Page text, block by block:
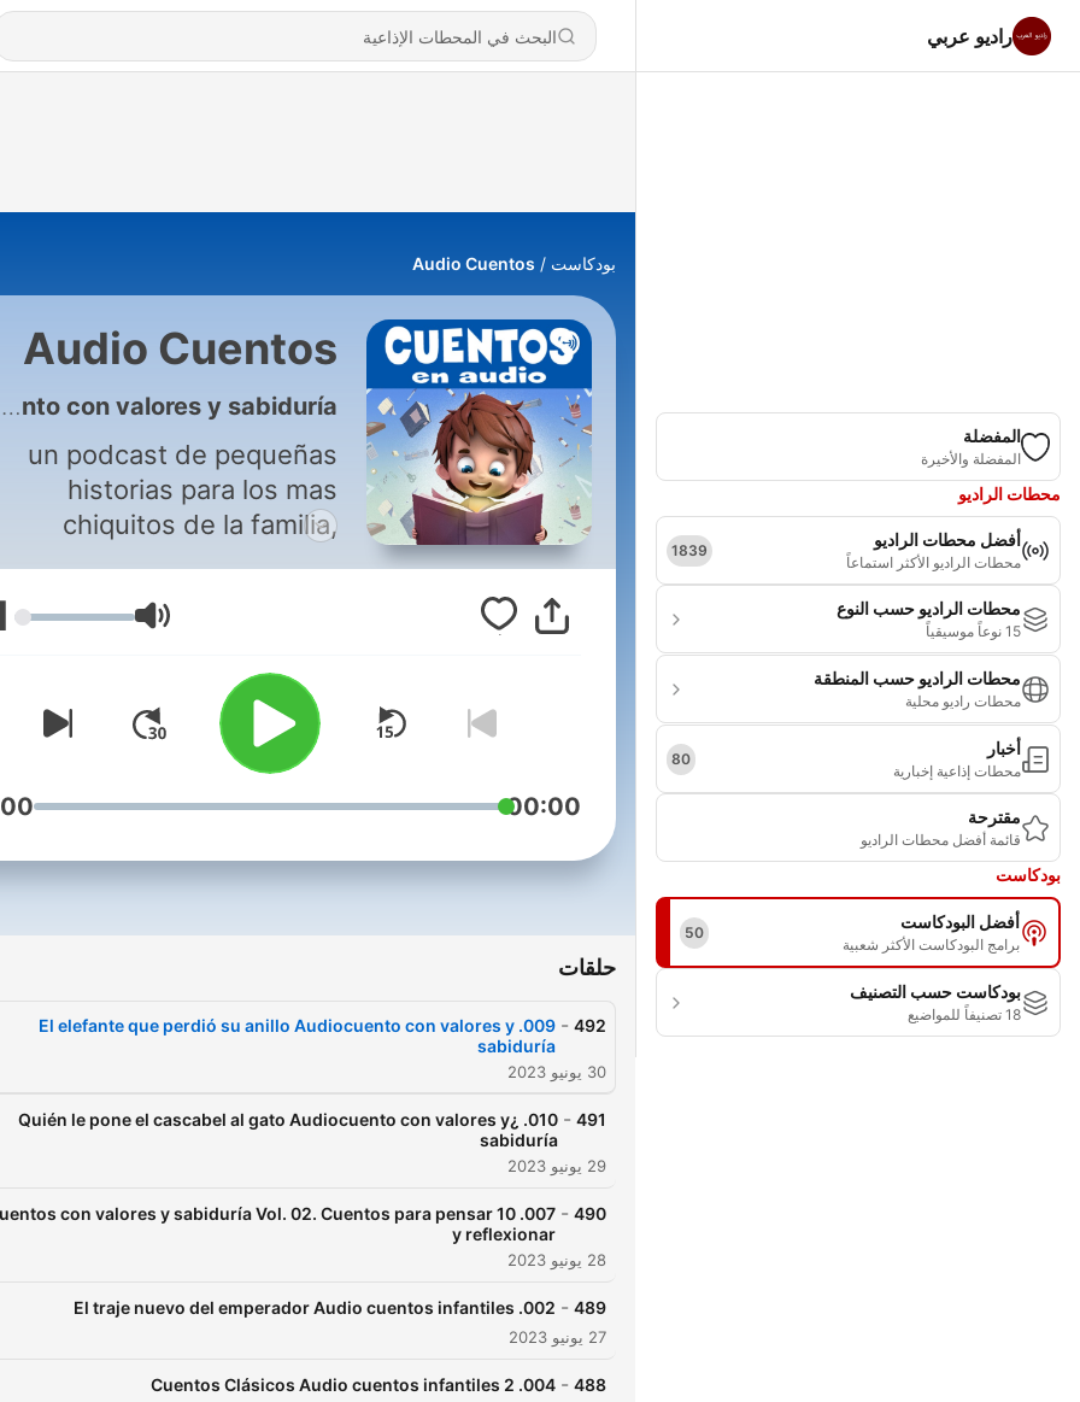
راديو عربي
المفضلة
المفضلة والأخيرة
محطات الراديو
أفضل محطات الراديو
محطات الراديو الأكثر استماعاً
1839
محطات الراديو حسب النوع
15 نوعاً موسيقياً
محطات الراديو حسب المنطقة
محطات راديو محلية
أخبار
محطات إذاعية إخبارية
80
مقترحة
قائمة أفضل محطات الراديو
بودكاست
أفضل البودكاست
برامج البودكاست الأكثر شعبية
50
بودكاست حسب التصنيف
18 تصنيفاً للمواضيع
بودكاست Audio Cuentos
Audio Cuentos
492 - 009. El elefante que perdió su anillo Audiocuento con valores y sabiduría
un podcast de pequeñas
historias para los mas
chiquitos de la familia,
مستوى الصوت
00:00
حلقات
492
-
009. El elefante que perdió su anillo Audiocuento con valores y
sabiduría
30 يونيو 2023
491
-
010. ¿Quién le pone el cascabel al gato Audiocuento con valores y
sabiduría
29 يونيو 2023
490
-
10 Cuentos con valores y sabiduría Vol. 02. Cuentos para pensar
y reflexionar
28 يونيو 2023
489
-
002. El traje nuevo del emperador Audio cuentos infantiles
27 يونيو 2023
488
-
004. 2 Cuentos Clásicos Audio cuentos infantiles